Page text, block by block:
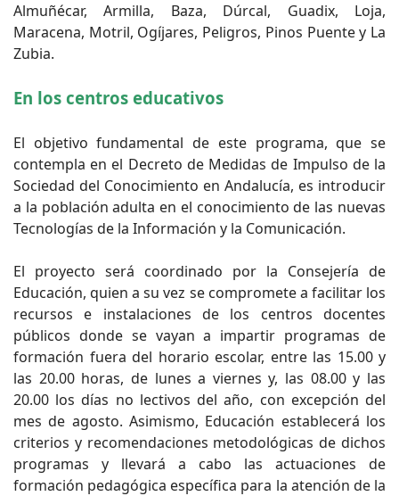
Almuñécar, Armilla, Baza, Dúrcal, Guadix, Loja,
Maracena, Motril, Ogíjares, Peligros, Pinos Puente y La
Zubia.
En los centros educativos
El objetivo fundamental de este programa, que se
contempla en el Decreto de Medidas de Impulso de la
Sociedad del Conocimiento en Andalucía, es introducir
a la población adulta en el conocimiento de las nuevas
Tecnologías de la Información y la Comunicación.
El proyecto será coordinado por la Consejería de
Educación, quien a su vez se compromete a facilitar los
recursos e instalaciones de los centros docentes
públicos donde se vayan a impartir programas de
formación fuera del horario escolar, entre las 15.00 y
las 20.00 horas, de lunes a viernes y, las 08.00 y las
20.00 los días no lectivos del año, con excepción del
mes de agosto. Asimismo, Educación establecerá los
criterios y recomendaciones metodológicas de dichos
programas y llevará a cabo las actuaciones de
formación pedagógica específica para la atención de la